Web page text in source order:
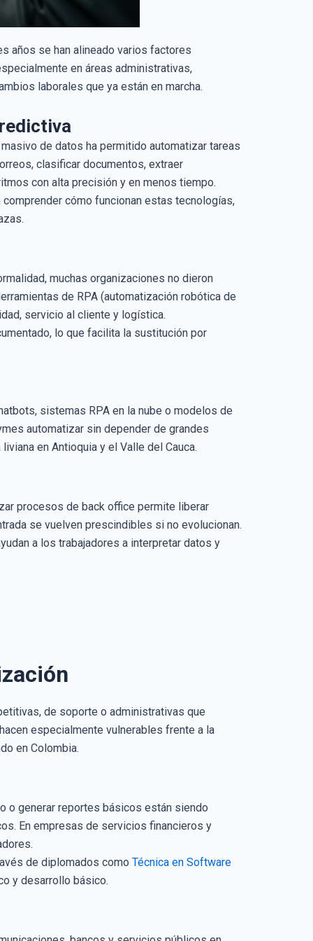
años se han alineado varios factores
en áreas administrativas,
laborales que ya están en marcha.
de datos ha permitido automatizar tareas
clasificar documentos, extraer
con alta precisión y en menos tiempo.
cómo funcionan estas tecnologías,
muchas organizaciones no dieron
de RPA (automatización robótica de
servicio al cliente y logística.
lo que facilita la sustitución por
sistemas RPA en la nube o modelos de
automatizar sin depender de grandes
en Antioquia y el Valle del Cauca.
procesos de back office permite liberar
se vuelven prescindibles si no evolucionan.
a los trabajadores a interpretar datos y
de soporte o administrativas que
especialmente vulnerables frente a la
en Colombia.
o generar reportes básicos están siendo
En empresas de servicios financieros y
de diplomados como Técnica en Software
y desarrollo básico.